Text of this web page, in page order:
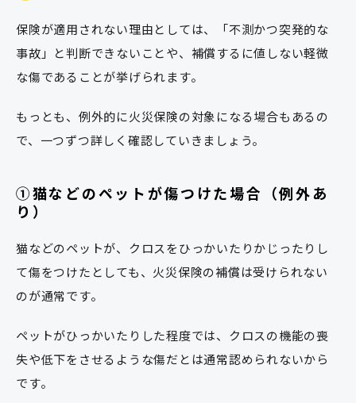
保険が適用されない理由としては、「不測かつ突発的な
事故」と判断できないことや、補償するに値しない軽微
な傷であることが挙げられます。
もっとも、例外的に火災保険の対象になる場合もあるの
で、一つずつ詳しく確認していきましょう。
①猫などのペットが傷つけた場合（例外あ
り）
猫などのペットが、クロスをひっかいたりかじったりし
て傷をつけたとしても、火災保険の補償は受けられない
のが通常です。
ペットがひっかいたりした程度では、クロスの機能の喪
失や低下をさせるような傷だとは通常認められないから
です。